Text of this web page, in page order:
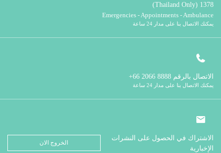
1378 (Thailand Only)
Emergencies - Appointments - Ambulance
يمكنك الاتصال بنا على مدار 24 ساعة
الاتصال بالرقم
يمكنك الاتصال بنا على مدار 24 ساعة
الاشتراك في الحصول على النشرات
الإخبارية
الخروج الان